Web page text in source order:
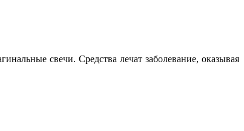
свечи. Средства лечат заболевание, оказывая